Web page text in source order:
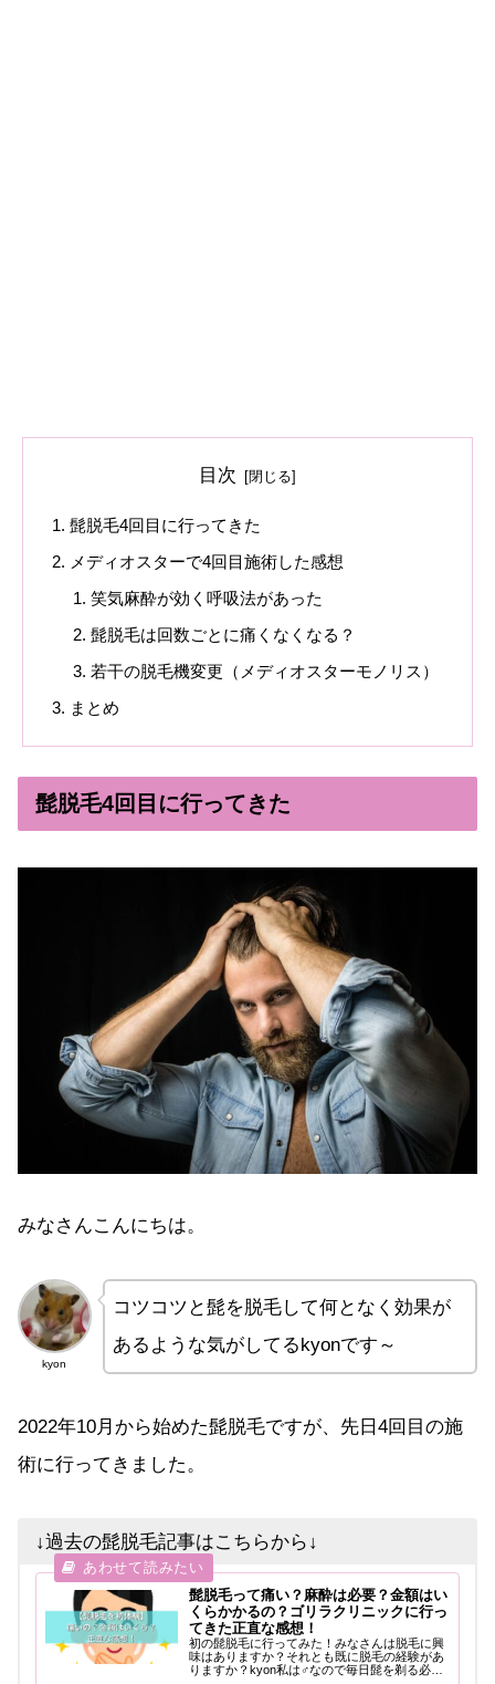
目次
髭脱毛4回目に行ってきた
メディオスターで4回目施術した感想
笑気麻酔が効く呼吸法があった
髭脱毛は回数ごとに痛くなくなる？
若干の脱毛機変更（メディオスターモノリス）
まとめ
髭脱毛4回目に行ってきた
みなさんこんにちは。
kyon
コツコツと髭を脱毛して何となく効果が
あるような気がしてるkyonです～
2022年10月から始めた髭脱毛ですが、先日4回目の施
術に行ってきました。
↓過去の髭脱毛記事はこちらから↓
髭脱毛って痛い？麻酔は必要？金額はい
くらかかるの？ゴリラクリニックに行っ
てきた正直な感想！
初の髭脱毛に行ってみた！みなさんは脱毛に興
味はありますか？それとも既に脱毛の経験があ
りますか？kyon私は♂なので毎日髭を剃る必要